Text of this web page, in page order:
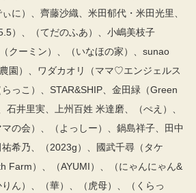
に）、齊藤沙織、米田郁代・米田光里、
）、（てだのふあ）、小嶋美枝子
クーミン）、（いなほの家）、sunao
園）、ワダカオリ（ママ♡エンジェルス
っこ）、STAR&SHIP、金田緑（Green
石井里実、上州百姓 米達磨、（ぺえ）、
の会）、（よっしー）、鍋島祥子、田中
希乃、（2023g）、國武千尋（タケ
Farm）、（AYUMI）、（にゃんにゃん&
ん）、（華）、（虎母）、（くらっ